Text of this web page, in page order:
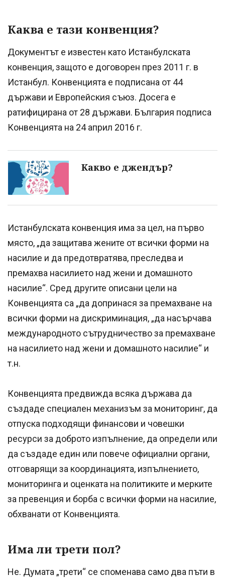
Каква е тази конвенция?
Документът е известен като Истанбулската
конвенция, защото е договорен през 2011 г. в
Истанбул. Конвенцията е подписана от 44
държави и Европейския съюз. Досега е
ратифицирана от 28 държави. България подписа
Конвенцията на 24 април 2016 г.
Какво е джендър?
Истанбулската конвенция има за цел, на първо
място, „да защитава жените от всички форми на
насилие и да предотвратява, преследва и
премахва насилието над жени и домашното
насилие“. Сред другите описани цели на
Конвенцията са „да допринася за премахване на
всички форми на дискриминация, „да насърчава
международното сътрудничество за премахване
на насилието над жени и домашното насилие“ и
т.н.
Конвенцията предвижда всяка държава да
създаде специален механизъм за мониторинг, да
отпуска подходящи финансови и човешки
ресурси за доброто изпълнение, да определи или
да създаде един или повече официални органи,
отговарящи за координацията, изпълнението,
мониторинга и оценката на политиките и мерките
за превенция и борба с всички форми на насилие,
обхванати от Конвенцията.
Има ли трети пол?
Не. Думата „трети“ се споменава само два пъти в